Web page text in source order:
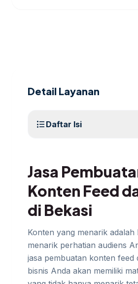
Detail Layanan
format_list_bulleted Daftar Isi
Jasa
Konten Feed
di Bekasi
Konten yang menarik
menarik perhatian audiens
jasa pembuatan konten feed
bisnis Anda akan memiliki